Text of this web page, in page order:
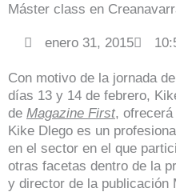
Máster class en
enero 31, 2015
Con motivo de la jornada
días 13 y 14 de febrero,
de Magazine First,
Kike Dlego es un
en el sector en el que
otras facetas dentro de la
y director de la publicación